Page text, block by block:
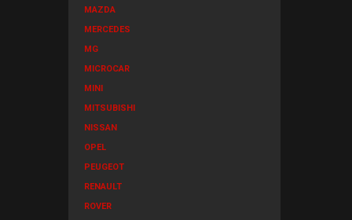
MAZDA
MERCEDES
MG
MICROCAR
MINI
MITSUBISHI
NISSAN
OPEL
PEUGEOT
RENAULT
ROVER